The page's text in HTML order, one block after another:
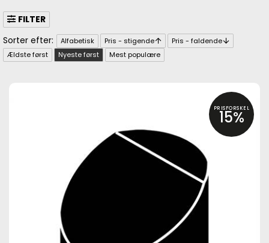
FILTER
Alfabetisk Pris - stigende
Pris - faldende
Ældste først
Nyeste først Mest populære
PRISFORSKEL
15%